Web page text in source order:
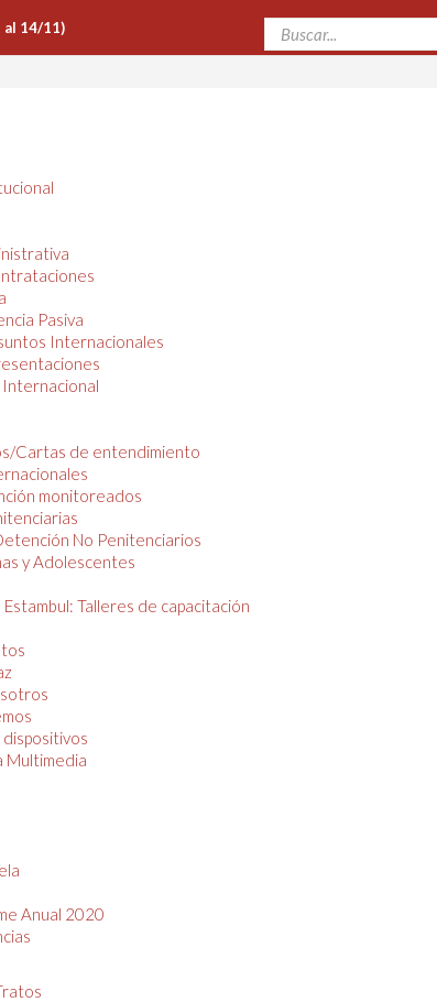
14/11)
Pasiva
Internacionales
Cartas de entendimiento
monitoreados
No Penitenciarios
y Adolescentes
Talleres de capacitación
Multimedia
Anual 2020